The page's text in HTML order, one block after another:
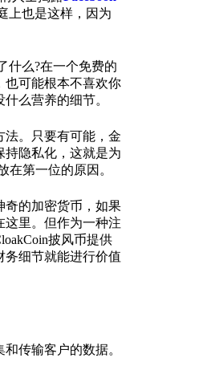
上也是这样，因为
什么?在一个免费的
也可能根本不喜欢你
么营养的细节。
法。只要有可能，金
持隐私化，这就是为
在第一位的原因。
奇的加密货币，如果
这里。但作为一种注
披风币提供
务细节就能进行价值
传输客户的数据。